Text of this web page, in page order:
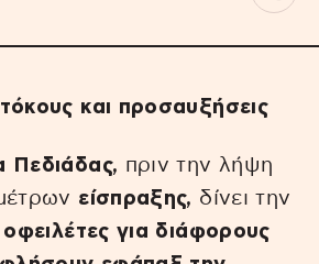
και προσαυξήσεις
Πεδιάδας, πριν την λήψη
είσπραξης, δίνει την
οφειλέτες για διάφορους